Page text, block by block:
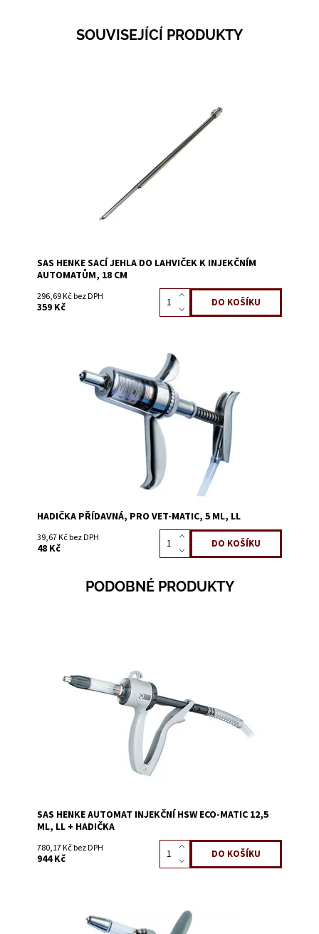
SOUVISEJÍCÍ PRODUKTY
SAS HENKE SACÍ JEHLA DO LAHVIČEK K INJEKČNÍM
AUTOMATŮM, 18 CM
296,69 Kč bez DPH
359 Kč
Dostupnost:
Skladem 2
1420
HADIČKA PŘÍDAVNÁ, PRO VET-MATIC, 5 ML, LL
39,67 Kč bez DPH
48 Kč
PODOBNÉ PRODUKTY
Skladem 3
1443U
SAS HENKE AUTOMAT INJEKČNÍ HSW ECO-MATIC 12,5
ML, LL + HADIČKA
780,17 Kč bez DPH
944 Kč
Dostupnost:
Skladem 9